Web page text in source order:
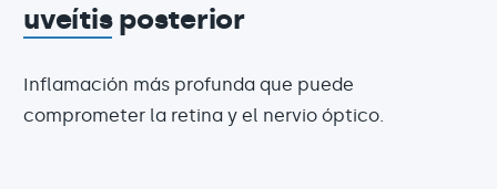
uveítisposterior
Inflamación más profunda que puede
comprometer la retina y el nervio óptico.